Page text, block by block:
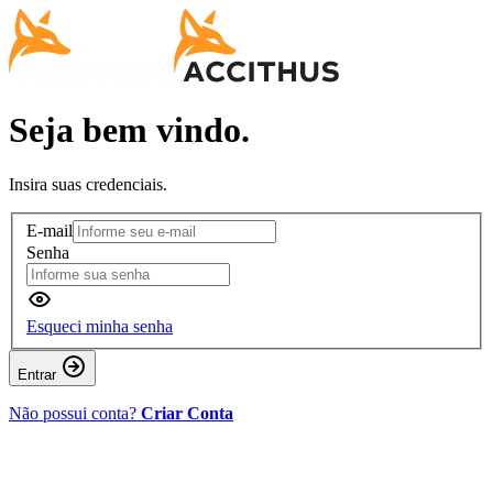
Seja bem vindo.
Insira suas credenciais.
E-mail
Senha
Esqueci minha senha
Entrar
Não possui conta? Criar Conta